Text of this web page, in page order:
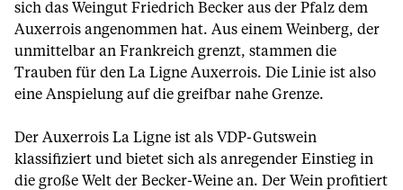
sich das Weingut Friedrich Becker aus der Pfalz dem
Auxerrois angenommen hat. Aus einem Weinberg, der
unmittelbar an Frankreich grenzt, stammen die
Trauben für den La Ligne Auxerrois. Die Linie ist also
eine Anspielung auf die greifbar nahe Grenze.
Der Auxerrois La Ligne ist als VDP-Gutswein
klassifiziert und bietet sich als anregender Einstieg in
die große Welt der Becker-Weine an. Der Wein profitiert